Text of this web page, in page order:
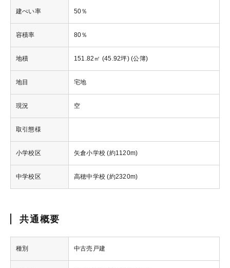
建ぺい率 50％
容積率 80％
地積 151.82㎡ (45.92坪) (公簿)
地目 宅地
現況 空
取引態様
小学校区 矢倉小学校 (約1120m)
中学校区 高穂中学校 (約2320m)
共通概要
種別 中古売戸建